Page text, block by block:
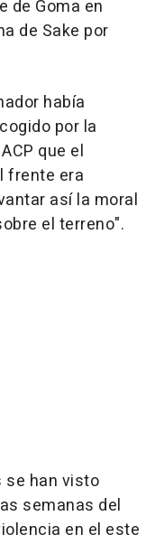
de Goma en
de Sake por
había
por la
que el
frente era
así la moral
el terreno".
se han visto
semanas del